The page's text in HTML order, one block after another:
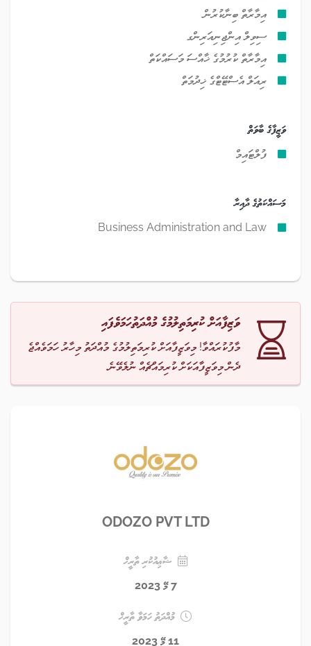
އިމާރާތް ބިނާކުރުން
ސިވިލް އިންޖިނިއަރިންގ
އިމާރާތް ކުރުމުގެ ޚާއްސަ މަސައްކަތް
ރިއަލް އެސްޓޭޓްގެ ޚިދުމަތް
ވަޒީފާގެ ބާވަތް
ފުލްޓައިމް
މަސައްކަތުގެ ދާއިރާ
Business Administration and Law
ވަޒިފާއަށް ކުރިމަތިލުމުގެ މުއްދަތުހަމަވެފައި
މާފުކުރައްވާ! މިވަޒީފާއަށް ކުރިމަތިލުމުގެ މުއްދަތު މިހާރު ހަމަވެއްޖެ
ދެން މިވަޒީފާއަކަށް ކުރިމައްޗެއް ނުލެވޭނެ.
ODOZO PVT LTD
ޝާޢިއުކުރި ތާރީޚް
7 މޭ 2023
މުއްދަތު ހަމަވާ ތާރީޚް
11 މޭ 2023